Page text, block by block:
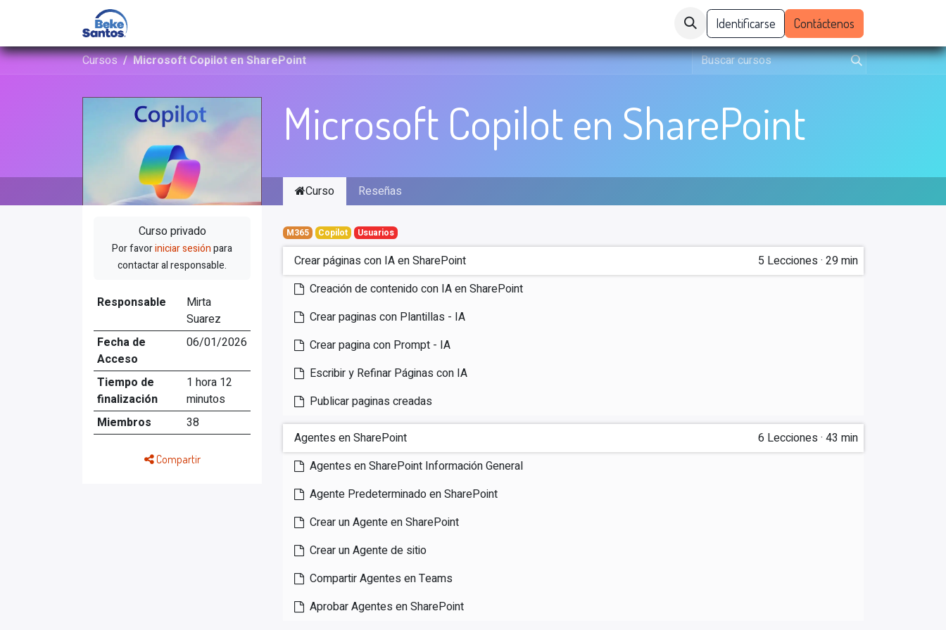
Empleos y contratos Nosotros
Identificarse Contáctenos
Cursos Microsoft Copilot en SharePoint
Microsoft Copilot en SharePoint
Curso privado
Por favoriniciar sesiónpara
contactar al responsable.
Responsable
Mirta
Suarez
Fecha de
Acceso
06/01/2026
Tiempo de
finalización
1 hora 12
minutos
Miembros
38
Compartir
Curso Reseñas
M365 Copilot Usuarios
Crear páginas con IA en SharePoint 5 Lecciones · 29 min
Creación de contenido con IA en SharePoint
Crear paginas con Plantillas - IA
Crear pagina con Prompt - IA
Escribir y Refinar Páginas con IA
Publicar paginas creadas
Agentes en SharePoint 6 Lecciones · 43 min
Agentes en SharePoint Información General
Agente Predeterminado en SharePoint
Crear un Agente en SharePoint
Crear un Agente de sitio
Compartir Agentes en Teams
Aprobar Agentes en SharePoint